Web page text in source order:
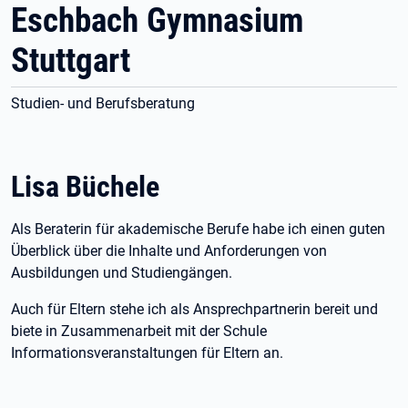
Eschbach Gymnasium
Stuttgart
Studien- und Berufsberatung
Lisa Büchele
Als Beraterin für akademische Berufe habe ich einen guten
Überblick über die Inhalte und Anforderungen von
Ausbildungen und Studiengängen.
Auch für Eltern stehe ich als Ansprechpartnerin bereit und
biete in Zusammenarbeit mit der Schule
Informationsveranstaltungen für Eltern an.